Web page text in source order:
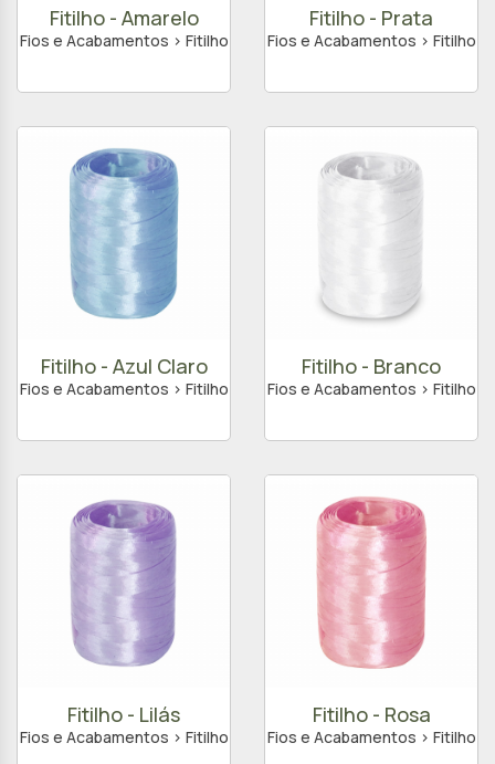
Fitilho - Amarelo
Fios e Acabamentos > Fitilho
Fitilho - Prata
Fios e Acabamentos > Fitilho
Fitilho - Azul Claro
Fios e Acabamentos > Fitilho
Fitilho - Branco
Fios e Acabamentos > Fitilho
Fitilho - Lilás
Fios e Acabamentos > Fitilho
Fitilho - Rosa
Fios e Acabamentos > Fitilho